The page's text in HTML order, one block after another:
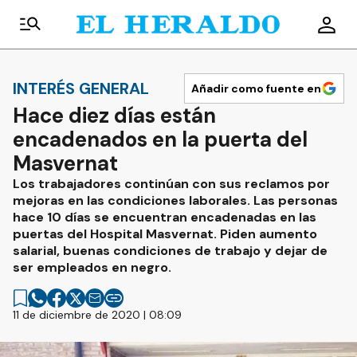
INTERÉS GENERAL Añadir como fuente en
Hace diez días están
encadenados en la puerta del
Masvernat
Los trabajadores continúan con sus reclamos por
mejoras en las condiciones laborales. Las personas
hace 10 días se encuentran encadenadas en las
puertas del Hospital Masvernat. Piden aumento
salarial, buenas condiciones de trabajo y dejar de
ser empleados en negro.
11 de diciembre de 2020 | 08:09